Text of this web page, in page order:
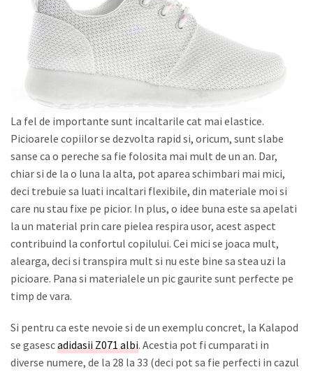
La fel de importante sunt incaltarile cat mai elastice.
Picioarele copiilor se dezvolta rapid si, oricum, sunt slabe
sanse ca o pereche sa fie folosita mai mult de un an. Dar,
chiar si de la o luna la alta, pot aparea schimbari mai mici,
deci trebuie sa luati incaltari flexibile, din materiale moi si
care nu stau fixe pe picior. In plus, o idee buna este sa apelati
la un material prin care pielea respira usor, acest aspect
contribuind la confortul copilului. Cei mici se joaca mult,
alearga, deci si transpira mult si nu este bine sa stea uzi la
picioare. Pana si materialele un pic gaurite sunt perfecte pe
timp de vara.
Si pentru ca este nevoie si de un exemplu concret, la Kalapod
se gasescadidasii Z071 albi. Acestia pot fi cumparati in
diverse numere, de la 28 la 33 (deci pot sa fie perfecti in cazul